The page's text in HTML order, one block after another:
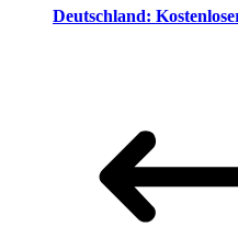
Deutschland: